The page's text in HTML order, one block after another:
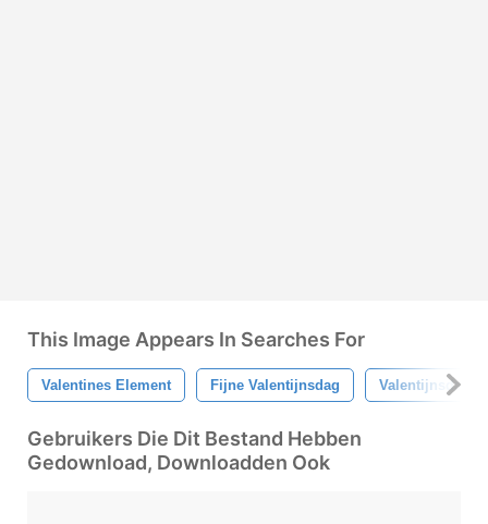
This Image Appears In Searches For
Valentines Element Fijne Valentijnsdag Valentijnsdag
Gebruikers Die Dit Bestand Hebben
Gedownload, Downloadden Ook